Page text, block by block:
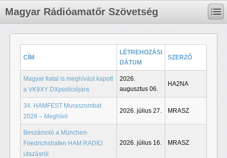
Magyar Rádióamatőr Szövetség
CÍM
LÉTREHOZÁSI
DÁTUM
SZERZŐ
Magyar fiatal is meghívást kapott
a VK9XY DXpedíciójára
2026.
augusztus 06.
HA2NA
34. HAMFEST Muraszombat
2026 – Meghívó
2026. július 27. MRASZ
Beszámoló a München-
Friedrichshafen HAM RADIO
utazásról
2026. július 16. MRASZ